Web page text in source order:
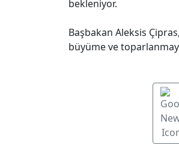
bekleniyor.
Başbakan Aleksis
büyüme ve